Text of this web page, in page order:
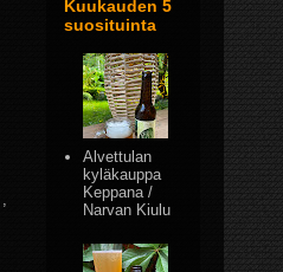
,
Kuukauden 5
suosituinta
Alvettulan
kyläkauppa
Keppana /
Narvan Kiulu